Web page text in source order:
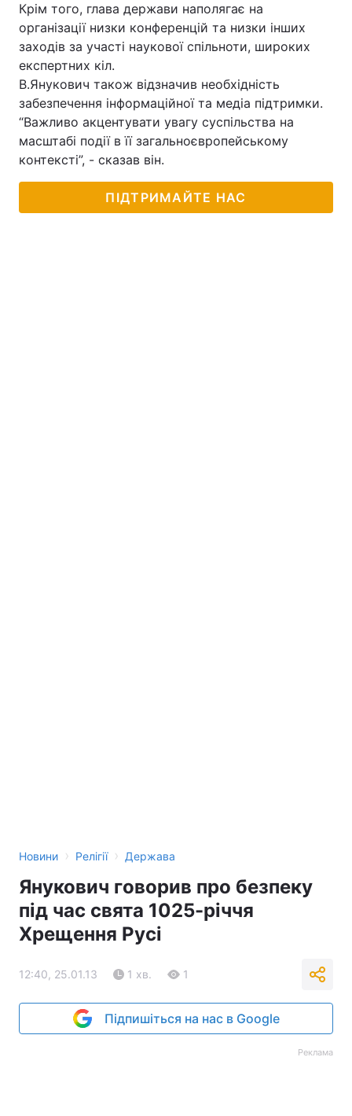
Цікавинки Погода
Екологія Регіони
Лонгріди
Відео з Youtube Статті
Інтерв'ю
Вакансії
Крім того, глава держави наполягає на
організації низки конференцій та низки інших
заходів за участі наукової спільноти, широких
експертних кіл.
В.Янукович також відзначив необхідність
забезпечення інформаційної та медіа підтримки.
“Важливо акцентувати увагу суспільства на
масштабі події в її загальноєвропейському
контексті”, - сказав він.
ПІДТРИМАЙТЕ НАС
Новини › Релігії › Держава
Янукович говорив про безпеку
під час свята 1025-річчя
Хрещення Русі
12:40, 25.01.13 1 хв. 1
Підпишіться на нас в Google
Реклама